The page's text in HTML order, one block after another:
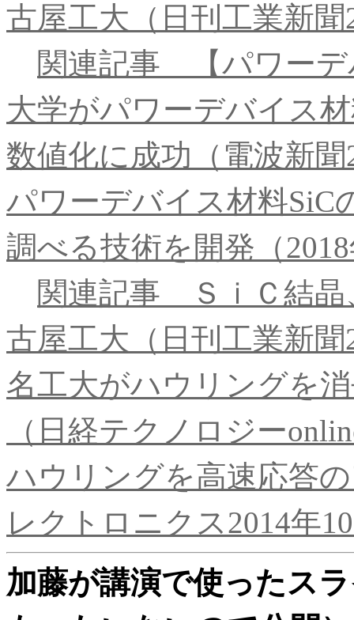
古屋工大（日刊工業新聞
関連記事 【パワーデ
大学がパワーデバイス
数値化に成功（電波新聞
パワーデバイス材料SiC
調べる技術を開発（
関連記事 ＳｉＣ結
古屋工大（日刊工業新聞
名工大がハウリングを
（日経テクノロジー
ハウリングを高速応答
レクトロニクス2014年
加藤が講演で使ったス